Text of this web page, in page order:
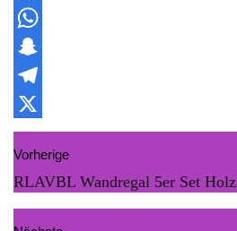
F
a
c
e
b
o
o
W
h
a
t
s
A
S
n
a
p
c
T
e
l
e
X
Vorherige
RLAVBL Wandregal 5er Set Holz